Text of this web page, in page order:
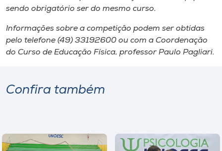
sendo obrigatório ser do mesmo curso.
Informações sobre a competição podem ser obtidas
pelo telefone (49) 33192600 ou com a Coordenação
do Curso de Educação Física, professor Paulo Pagliari.
Confira também